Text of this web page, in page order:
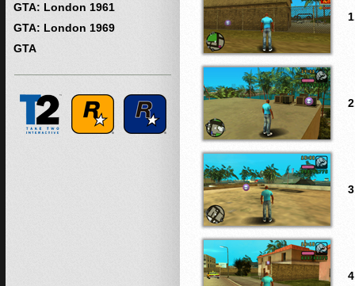
GTA: London 1961
GTA: London 1969
GTA